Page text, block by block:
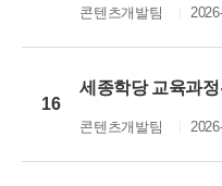
콘텐츠개발팀
16
세종학당 교육과
콘텐츠개발팀